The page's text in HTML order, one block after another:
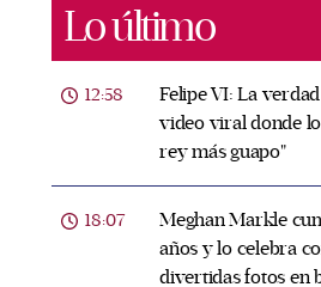
Lo último
12:58
Felipe VI: La
video viral donde
rey más guapo"
18:07
Meghan Markle
años y lo celebra
divertidas fotos en